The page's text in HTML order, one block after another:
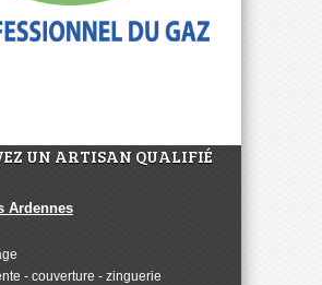
UN ARTISAN QUALIFIÉ
Ardennes
- couverture - zinguerie